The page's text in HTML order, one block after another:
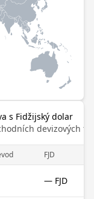
s Fidžijský dolar
devizových
FJD
— FJD